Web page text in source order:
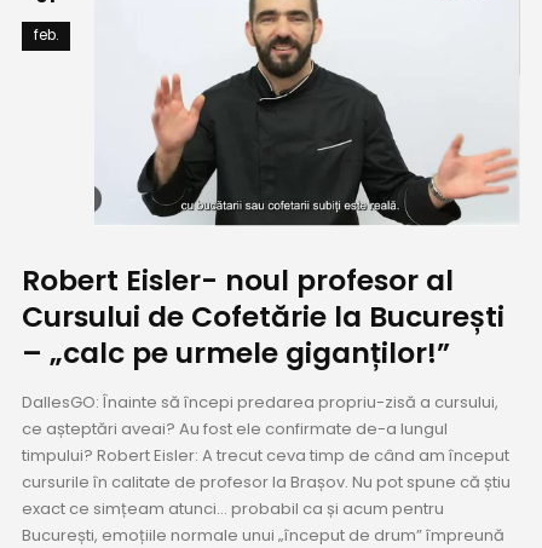
feb.
Robert Eisler- noul profesor al
Cursului de Cofetărie la București
– „calc pe urmele giganților!”
DallesGO: Înainte să începi predarea propriu-zisă a cursului,
ce așteptări aveai? Au fost ele confirmate de-a lungul
timpului? Robert Eisler: A trecut ceva timp de când am început
cursurile în calitate de profesor la Brașov. Nu pot spune că știu
exact ce simțeam atunci... probabil ca și acum pentru
București, emoțiile normale unui „început de drum” împreună